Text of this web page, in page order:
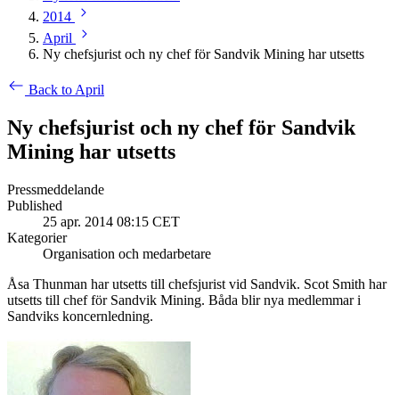
2014
April
Ny chefsjurist och ny chef för Sandvik Mining har utsetts
Back to April
Ny chefsjurist och ny chef för Sandvik
Mining har utsetts
Pressmeddelande
Published
25 apr. 2014 08:15 CET
Kategorier
Organisation och medarbetare
Åsa Thunman har utsetts till chefsjurist vid Sandvik. Scot Smith har
utsetts till chef för Sandvik Mining. Båda blir nya medlemmar i
Sandviks koncernledning.